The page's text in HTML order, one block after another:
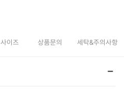
사이즈 상품문의 세탁&주의사항